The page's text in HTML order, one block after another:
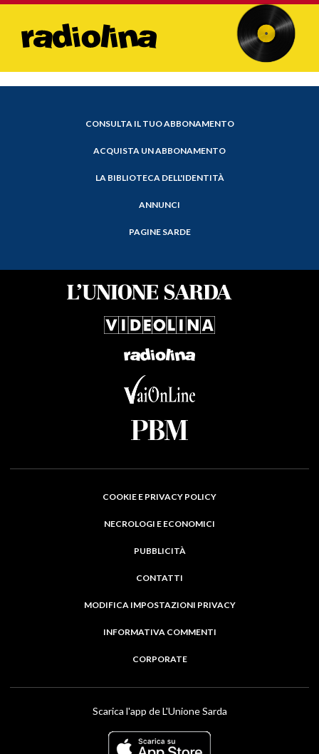
CONSULTA IL TUO ABBONAMENTO
ACQUISTA UN ABBONAMENTO
LA BIBLIOTECA DELL'IDENTITÀ
ANNUNCI
PAGINE SARDE
COOKIE E PRIVACY POLICY
NECROLOGI E ECONOMICI
PUBBLICITÀ
CONTATTI
MODIFICA IMPOSTAZIONI PRIVACY
INFORMATIVA COMMENTI
CORPORATE
Scarica l'app de L'Unione Sarda